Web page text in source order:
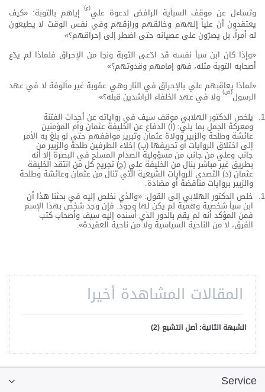
وتساءل عن موقف السبأية الرافض لدعوة علي(ع)إياهم بالتوبة: «كيف
يعتقدون أن علياً إلههم وخالقهم ورازقهم وفي نفس الوقت لا يطيعون
له أمراً، بل يصرّون على عصيانه حتى اضطر إلى إحراقهم؟»
«وإذا كان ابن سبأ نفسه قد ادّعى التوبة ونجا من الإحراق فلماذا لم يدّع
أصحابه التوبة مثله، فهو إمامهم وقدوتهم؟»
«لماذا يعاقبهم علي بالإحراق في النار وهي عقوبة غير مألوفة لا في عهد
الرسول(ص) ولا في عهد الخلفاء الراشدين قبله؟»
يلخص الدكتور الهلابي موقف سيف في رواياته عن أحداث الفتنة
ومعركة الجمل بما يلي: (أ) الدفاع عن الخليفة عثمان وأم المؤمنين
عائشة وطلحة والزبير وولاة عثمان وتبرير مواقفهم حتى لو بلغ به الأمر
إلى اختلاق الروايات أو تحريفها (ب) إخلاء الطرفين طلحة والزبير من
جانب وعلي من جانب من مسؤولية الصدام المسلح في البصرة إلا أنه
بطريق غير مباشر ينال من الخليفة علي (ج) تجريح كل من انتقد الخليفة
عثمان (د) التصدي للروايات الشيعية التي تنال من عثمان وعائشة وطلحة
والزبير بروايات مناقضة أو مضادة.
خلص الدكتور الهلابي إلى القول: «والذي نخلص إليه في بحثنا هذا أن
ابن سبأ شخصية وهمية لم يكن لها وجود. فإن وجد شخص بهذا الإسم
فمن المؤكد أنه لم يقم بالدور الذي أسنده إليه سيف وأصحاب كتب
الفرق، لا من الناحية السياسية ولا من ناحية العقيدة».
المقالات المشاهدة أخيرا
الشبهة الثانية: أصل التشيع (2)
Service